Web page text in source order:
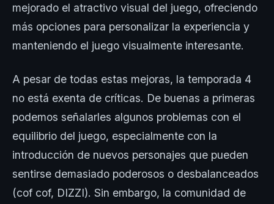
mejorado el atractivo visual del juego, ofreciendo
más opciones para personalizar la experiencia y
manteniendo el juego visualmente interesante.
A pesar de todas estas mejoras, la temporada 4
no está exenta de críticas. De buenas a primeras
podemos señalarles algunos problemas con el
equilibrio del juego, especialmente con la
introducción de nuevos personajes que pueden
sentirse demasiado poderosos o desbalanceados
(cof cof, DIZZI). Sin embargo, la comunidad de